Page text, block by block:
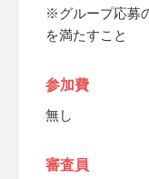
※グループ応募
を満たすこと
参加費
無し
審査員